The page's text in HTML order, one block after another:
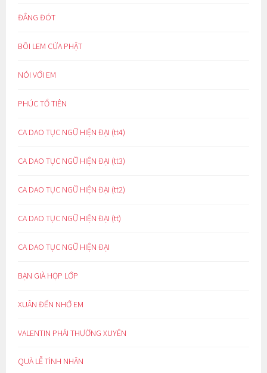
ĐẮNG ĐÓT
BÔI LEM CỬA PHẬT
NÓI VỚI EM
PHÚC TỔ TIÊN
CA DAO TỤC NGỮ HIỆN ĐẠI (tt4)
CA DAO TỤC NGỮ HIỆN ĐẠI (tt3)
CA DAO TỤC NGỮ HIỆN ĐẠI (tt2)
CA DAO TỤC NGỮ HIỆN ĐẠI (tt)
CA DAO TỤC NGỮ HIỆN ĐẠI
BẠN GIÀ HỌP LỚP
XUÂN ĐẾN NHỚ EM
VALENTIN PHẢI THƯỜNG XUYÊN
QUÀ LỄ TÌNH NHÂN